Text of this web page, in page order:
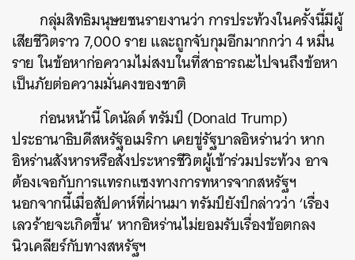
กลุ่มสิทธิมนุษยชนรายงานว่า การประท้วงในครั้งนี้มีผู้
เสียชีวิตราว 7,000 ราย และถูกจับกุมอีกมากกว่า 4 หมื่น
ราย ในข้อหาก่อความไม่สงบในที่สาธารณะไปจนถึงข้อหา
เป็นภัยต่อความมั่นคงของชาติ
ก่อนหน้านี้ โดนัลด์ ทรัมป์ (Donald Trump)
ประธานาธิบดีสหรัฐอเมริกา เคยขู่รัฐบาลอิหร่านว่า หาก
อิหร่านสังหารหรือสั่งประหารชีวิตผู้เข้าร่วมประท้วง อาจ
ต้องเจอกับการแทรกแซงทางการทหารจากสหรัฐฯ
นอกจากนี้เมื่อสัปดาห์ที่ผ่านมา ทรัมป์ยังป์กล่าวว่า ‘เรื่อง
เลวร้ายจะเกิดขึ้น’ หากอิหร่านไม่ยอมรับเรื่องข้อตกลง
นิวเคลียร์กับทางสหรัฐฯ
SHARE TWEET